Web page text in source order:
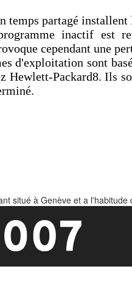
temps partagé
inactif est
cependant une
d'exploitation sont
Hewlett-Packard8. Ils
situé à Genève et a